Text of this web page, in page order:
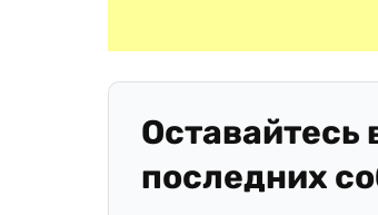
Оставайтесь
последних